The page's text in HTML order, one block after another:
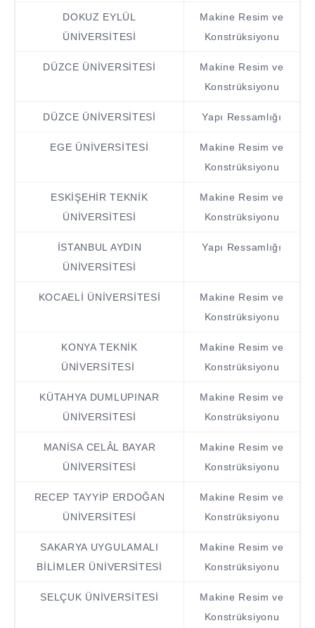
DOKUZ EYLÜL
ÜNİVERSİTESİ
Makine Resim ve
Konstrüksiyonu
DÜZCE ÜNİVERSİTESİ
Makine Resim ve
Konstrüksiyonu
DÜZCE ÜNİVERSİTESİ Yapı Ressamlığı
EGE ÜNİVERSİTESİ
Makine Resim ve
Konstrüksiyonu
ESKİŞEHİR TEKNİK
ÜNİVERSİTESİ
Makine Resim ve
Konstrüksiyonu
İSTANBUL AYDIN
ÜNİVERSİTESİ
Yapı Ressamlığı
KOCAELİ ÜNİVERSİTESİ
Makine Resim ve
Konstrüksiyonu
KONYA TEKNİK
ÜNİVERSİTESİ
Makine Resim ve
Konstrüksiyonu
KÜTAHYA DUMLUPINAR
ÜNİVERSİTESİ
Makine Resim ve
Konstrüksiyonu
MANİSA CELÂL BAYAR
ÜNİVERSİTESİ
Makine Resim ve
Konstrüksiyonu
RECEP TAYYİP ERDOĞAN
ÜNİVERSİTESİ
Makine Resim ve
Konstrüksiyonu
SAKARYA UYGULAMALI
BİLİMLER ÜNİVERSİTESİ
Makine Resim ve
Konstrüksiyonu
SELÇUK ÜNİVERSİTESİ
Makine Resim ve
Konstrüksiyonu